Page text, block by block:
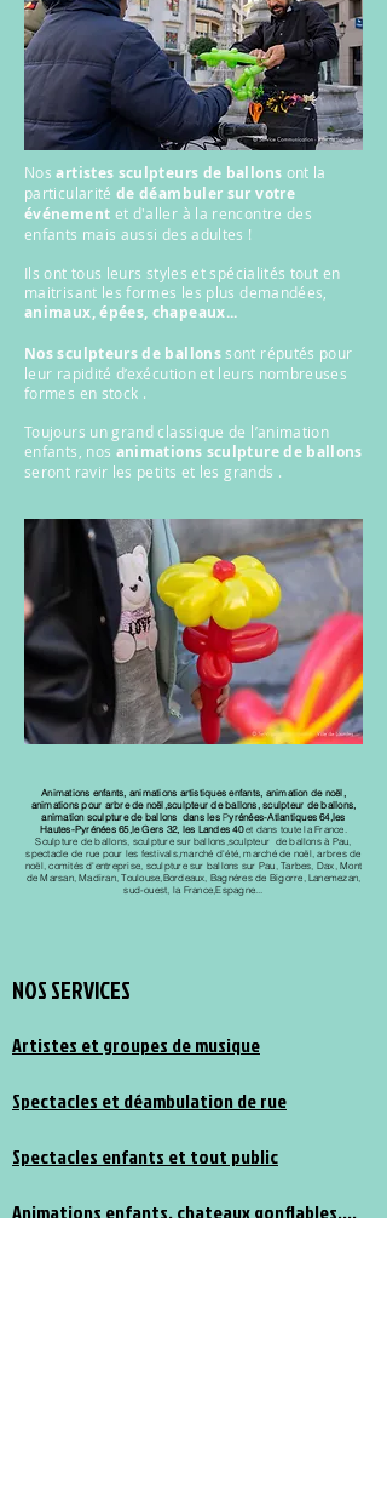
Nos artistes sculpteurs de ballons ont la
particularitéde déambuler sur votre
événement et d'aller à la rencontre des
enfants mais aussi des adultes !
Ils ont tous leurs styles et spécialités tout en
maitrisant les formes les plus demandées,
animaux, épées, chapeaux...
Nos sculpteurs de ballonssont réputés pour
leur rapidité d’exécution et leurs nombreuses
formes en stock .
Toujours un grand classique de l’animation
enfants, nos animations sculpture de ballons
seront ravir les petits et les grands .
Animations enfants, animations artistiques enfants, animation de noël,
animations pour arbre de noël,sculpteur de ballons, sculpteur de ballons,
animation sculpture de ballons dans lesPyrénées-Atlantiques 64,les
Hautes-Pyrénées 65,le Gers 32, les Landes 40et dans toute la France.
Sculpture de ballons, sculpture sur ballons,sculpteur de ballons à Pau,
spectacle de rue pour les festivals,marché d'été, marché de noël, arbres de
noël, comités d'entreprise, sculpture sur ballons sur Pau, Tarbes, Dax, Mont
de Marsan, Madiran, Toulouse,Bordeaux, Bagnéres de Bigorre, Lanemezan,
sud-ouest, la France,Espagne...
NOS SERVICES
Artistes et groupes de musique
Spectacles et déambulation de rue
Spectacles enfants et tout public
Animations enfants, chateaux gonflables....